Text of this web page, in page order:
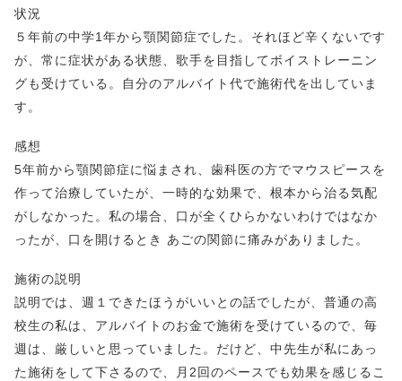
状況
５年前の中学1年から顎関節症でした。それほど辛くないです
が、常に症状がある状態、歌手を目指してボイストレーニン
グも受けている。自分のアルバイト代で施術代を出していま
す。
感想
5年前から顎関節症に悩まされ、歯科医の方でマウスピースを
作って治療していたが、一時的な効果で、根本から治る気配
がしなかった。私の場合、口が全くひらかないわけではなか
ったが、口を開けるとき あごの関節に痛みがありました。
施術の説明
説明では、週１できたほうがいいとの話でしたが、普通の高
校生の私は、アルバイトのお金で施術を受けているので、毎
週は、厳しいと思っていました。だけど、中先生が私にあっ
た施術をして下さるので、月2回のペースでも効果を感じるこ